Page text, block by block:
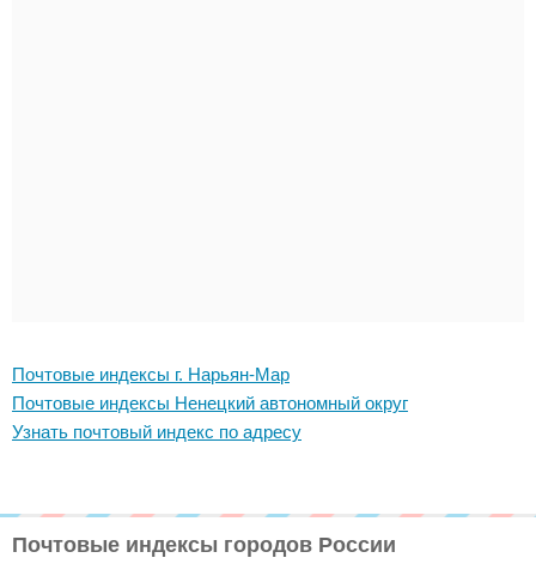
Почтовые индексы г. Нарьян-Мар
Почтовые индексы Ненецкий автономный округ
Узнать почтовый индекс по адресу
Почтовые индексы городов России